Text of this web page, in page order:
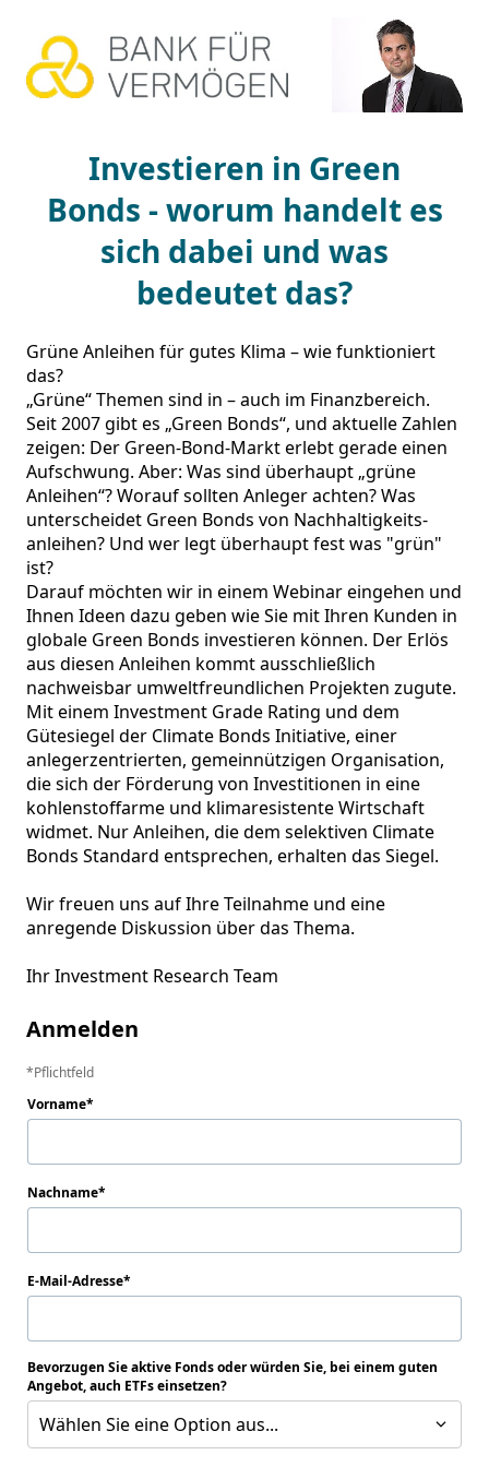
Investieren in Green
Bonds - worum handelt es
sich dabei und was
bedeutet das?
Grüne Anleihen für gutes Klima – wie funk­tioniert
das?
„Grüne“ Themen sind in – auch im Finanz­bereich.
Seit 2007 gibt es „Green Bonds“, und aktuelle Zahlen
zeigen: Der Green-Bond-Markt erlebt gerade einen
Aufschwung. Aber: Was sind über­haupt „grüne
Anleihen“? Worauf sollten Anleger achten? Was
unterscheidet Green Bonds von Nach­haltig­keits­
anleihen? Und wer legt überhaupt fest was "grün"
ist?
Darauf möchten wir in einem Webinar eingehen und
Ihnen Ideen dazu geben wie Sie mit Ihren Kunden in
globale Green Bonds investieren können. Der Erlös
aus diesen Anleihen kommt ausschließlich
nachweisbar umweltfreundlichen Projekten zugute.
Mit einem Investment Grade Rating und dem
Gütesiegel der Climate Bonds Initiative, einer
anlegerzentrierten, gemeinnützigen Organisation,
die sich der Förderung von Investitionen in eine
kohlenstoffarme und klimaresistente Wirtschaft
widmet. Nur Anleihen, die dem selektiven Climate
Bonds Standard entsprechen, erhalten das Siegel.
Wir freuen uns auf Ihre Teilnahme und eine
anregende Diskussion über das Thema.
Ihr Investment Research Team
Anmelden
Pflichtfeld
Vorname
Nachname
E-Mail-Adresse
Bevorzugen Sie aktive Fonds oder würden Sie, bei einem guten
Angebot, auch ETFs einsetzen?
Wählen Sie eine Option aus...